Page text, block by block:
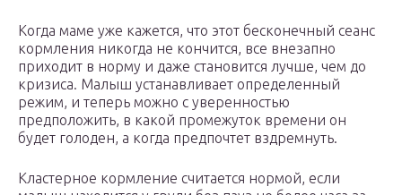
Когда маме уже кажется, что этот бесконечный сеанс
кормления никогда не кончится, все внезапно
приходит в норму и даже становится лучше, чем до
кризиса. Малыш устанавливает определенный
режим, и теперь можно с уверенностью
предположить, в какой промежуток времени он
будет голоден, а когда предпочтет вздремнуть.
Кластерное кормление считается нормой, если